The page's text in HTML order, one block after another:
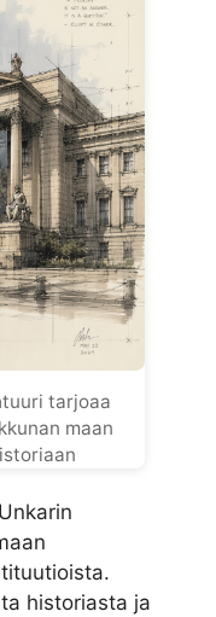
tarjoaa
maan
historiasta ja